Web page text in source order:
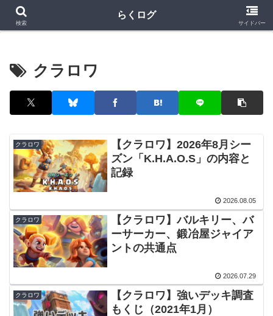
クラロワ クラロワリーグ プロスピA
クラロワ
クラロワ
【クラロワ】2026年8月シー
ズン「K.H.A.O.S」の内容と
記録
2026.08.05
クラロワ
【クラロワ】バルキリー、バ
ーサーカー、鍛冶屋ジャイア
ントの共通点
2026.07.29
クラロワ
【クラロワ】強いデッキ調査
もくじ（2021年1月）
検索
らくログ
サイドバー